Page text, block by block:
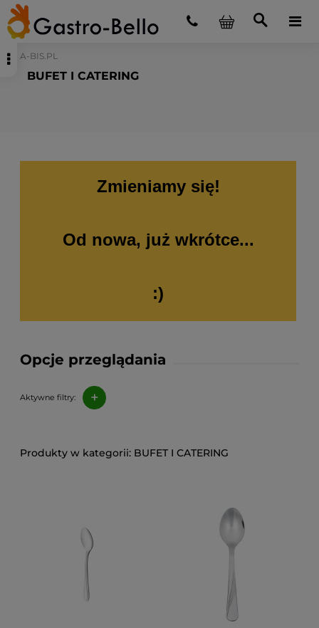
A-BIS.PL
BUFET I CATERING
Zmieniamy się!
Od nowa, już wkrótce...
:)
Opcje przeglądania
Aktywne filtry: +
BUFET I CATERING